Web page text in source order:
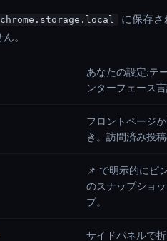
chrome.storage.local
に保存
。
あなたの設定:テ
ンターフェース
フロントページ
き。訪問済み投
📌 で明示的にピ
のスナップショ
プ。
サイドパネルで